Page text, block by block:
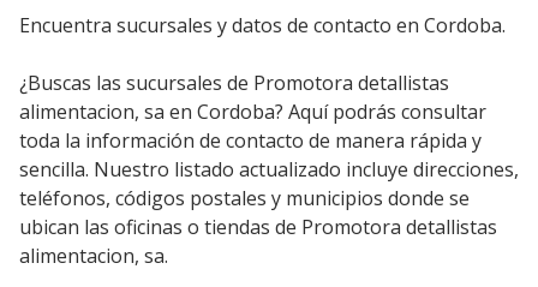
Encuentra sucursales y datos de contacto en Cordoba.
¿Buscas las sucursales de Promotora detallistas
alimentacion, sa en Cordoba? Aquí podrás consultar
toda la información de contacto de manera rápida y
sencilla. Nuestro listado actualizado incluye direcciones,
teléfonos, códigos postales y municipios donde se
ubican las oficinas o tiendas de Promotora detallistas
alimentacion, sa.